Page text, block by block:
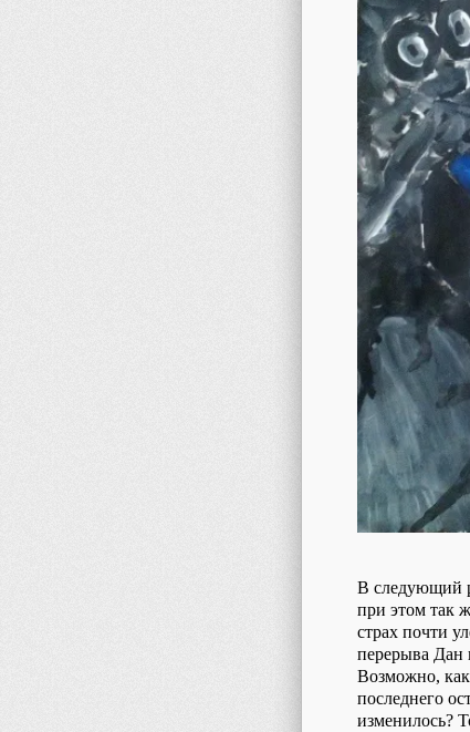
В следующий
при этом так
страх почти
перерыва Дан
Возможно,
последнего
изменилось?